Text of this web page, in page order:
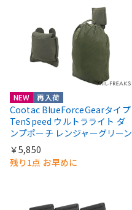
NEW 再入荷
Cootac BlueForceGearタイプ
TenSpeed ウルトラライト ダ
ンプポーチ レンジャーグリーン
￥5,850
残り1点 お早めに